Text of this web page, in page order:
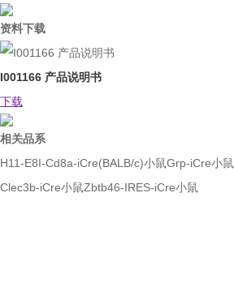
资料下载
I001166 产品说明书
下载
相关品系
H11-E8I-Cd8a-iCre(BALB/c)小鼠Grp-iCre小鼠
Clec3b-iCre小鼠Zbtb46-IRES-iCre小鼠